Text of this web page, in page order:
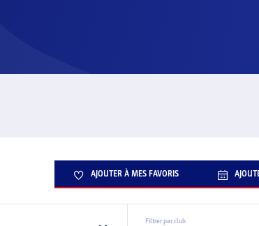
AJOUTER À MES FAVORIS
Filtrer par club